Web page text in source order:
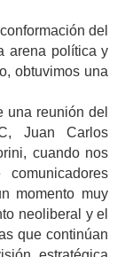
del
arena política y
obtuvimos una
una reunión del
Juan Carlos
cuando nos
momento muy
neoliberal y el
que continúan